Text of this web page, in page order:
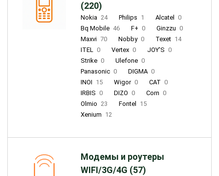
(220)
Nokia 24 Philips 1 Alcatel
0
Bq Mobile 46 F+ 0 Ginzzu 0
Maxvi 70 Nobby 0 Texet 14
ITEL 0 Vertex 0 JOY'S 0
Strike 0 Ulefone 0
Panasonic 0 DIGMA 0
INOI 15 Wigor 0 CAT 0
IRBIS 0 DIZO 0 Corn 0
Olmio 23 Fontel
15
Xenium 12
Модемы и роутеры
WIFI/3G/4G (57)